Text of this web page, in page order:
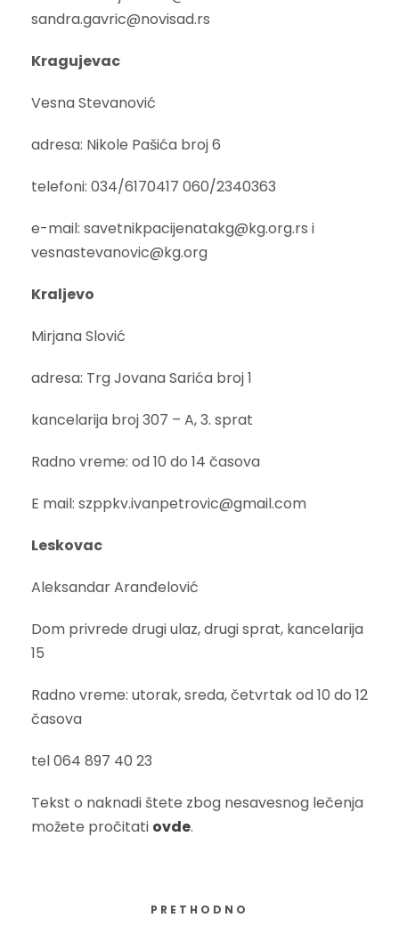
sandra.gavric@novisad.rs
Kragujevac
Vesna Stevanović
adresa: Nikole Pašića broj 6
telefoni: 034/6170417 060/2340363
e-mail: savetnikpacijenatakg@kg.org.rs i
vesnastevanovic@kg.org
Kraljevo
Mirjana Slović
adresa: Trg Jovana Sarića broj 1
kancelarija broj 307 – A, 3. sprat
Radno vreme: od 10 do 14 časova
E mail: szppkv.ivanpetrovic@gmail.com
Leskovac
Aleksandar Aranđelović
Dom privrede drugi ulaz, drugi sprat, kancelarija
15
Radno vreme: utorak, sreda, četvrtak od 10 do 12
časova
tel 064 897 40 23
Tekst o naknadi štete zbog nesavesnog lečenja
možete pročitati ovde.
PRETHODNO